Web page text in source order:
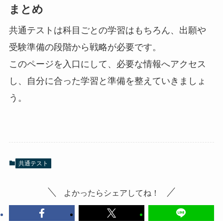
まとめ
共通テストは科目ごとの学習はもちろん、出願や
受験準備の段階から戦略が必要です。
このページを入口にして、必要な情報へアクセス
し、自分に合った学習と準備を整えていきましょ
う。
共通テスト
よかったらシェアしてね！